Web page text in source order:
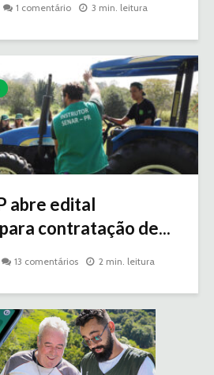
1 comentário 3 min. leitura
abre edital
contratação de...
13 comentários 2 min. leitura